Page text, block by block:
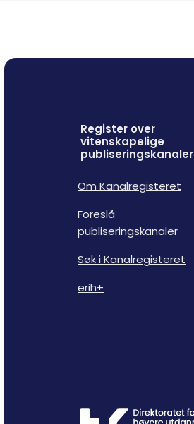
Register over
vitenskapelige
publiseringskanaler
Om Kanalregisteret
Foreslå
publiseringskanaler
Søk i Kanalregisteret
erih+